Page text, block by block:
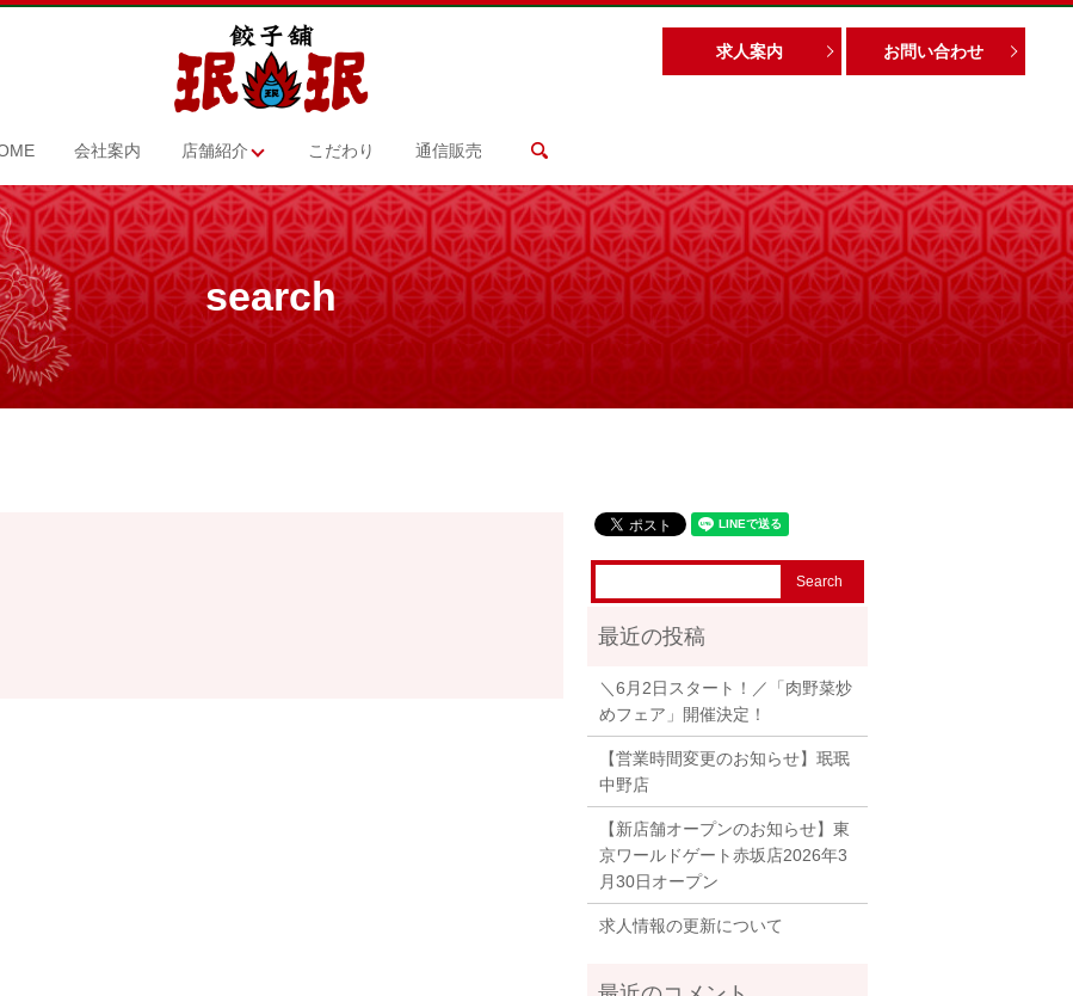
求人案内 お問い合わせ
会社案内 店舗紹介 こだわり 通信販売
search
＼6月2日スタート！／「肉野菜炒
めフェア」開催決定！
【営業時間変更のお知らせ】珉珉
中野店
【新店舗オープンのお知らせ】東
京ワールドゲート赤坂店2026年3
月30日オープン
求人情報の更新について